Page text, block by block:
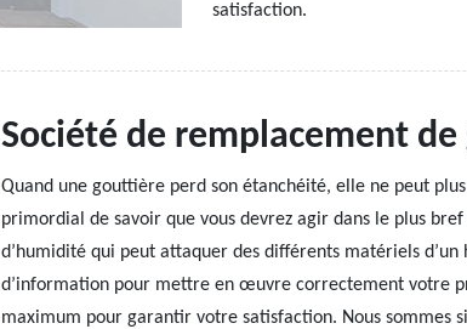
satisfaction.
Société de remplacement
Quand une gouttière perd son étanchéité, elle ne peut
primordial de savoir que vous devrez agir dans le plus
d’humidité qui peut attaquer des différents matériels d’un
d’information pour mettre en œuvre correctement votre
maximum pour garantir votre satisfaction. Nous sommes